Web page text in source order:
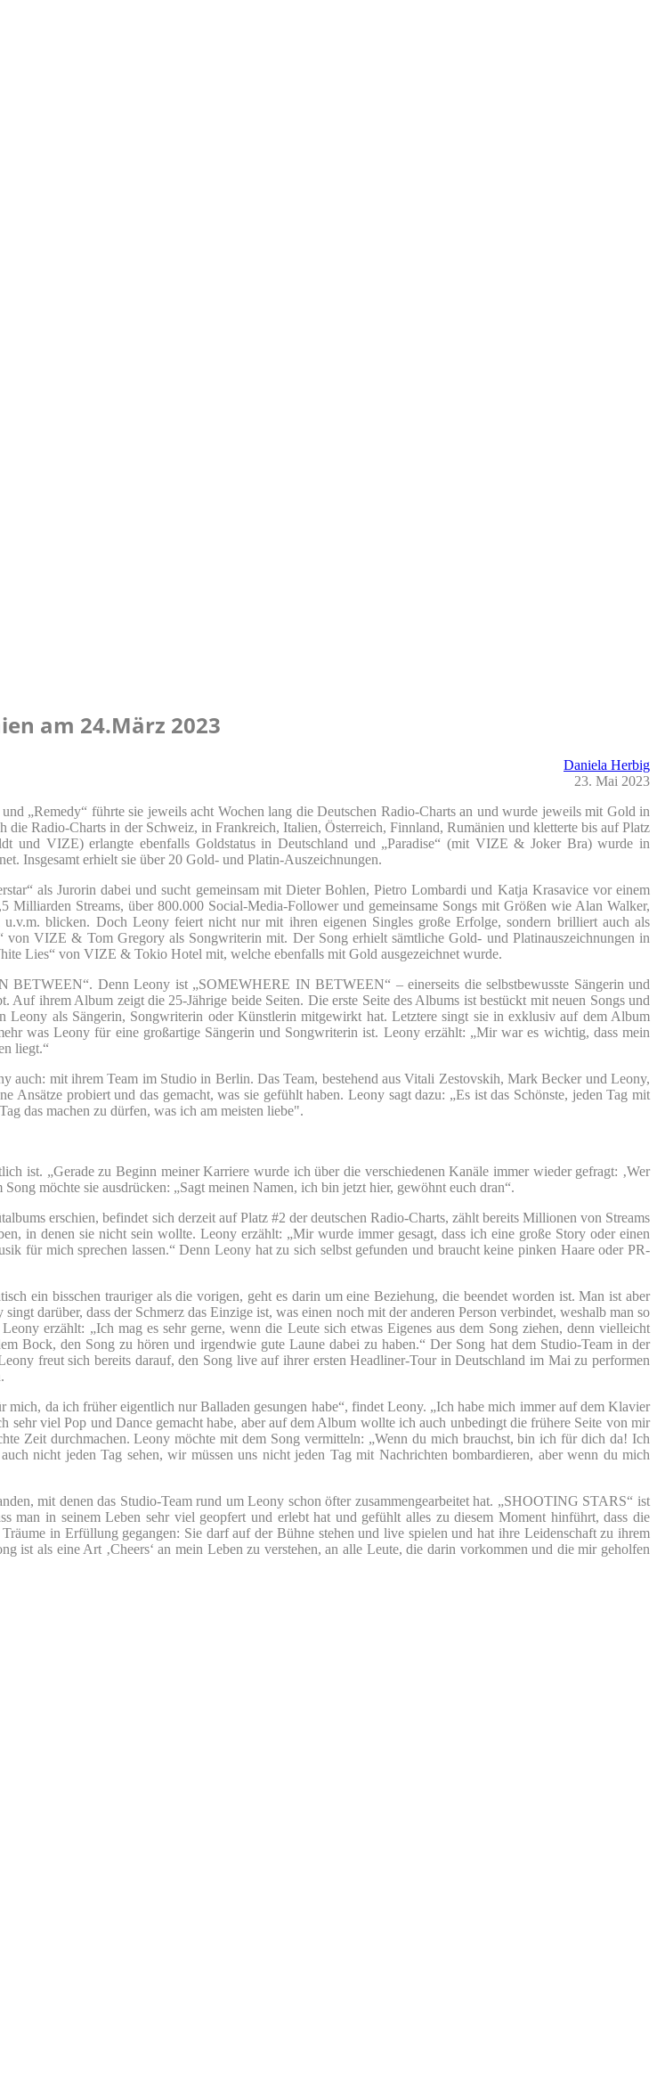
am 24.März 2023
Daniela Herbig
23. Mai 2023
„Remedy“ führte sie jeweils acht Wochen lang die Deutschen Radio-Charts an und wurde jeweils mit Gold in
die Radio-Charts in der Schweiz, in Frankreich, Italien, Österreich, Finnland, Rumänien und kletterte bis auf Platz
und VIZE) erlangte ebenfalls Goldstatus in Deutschland und „Paradise“ (mit VIZE & Joker Bra) wurde in
Insgesamt erhielt sie über 20 Gold- und Platin-Auszeichnungen.
als Jurorin dabei und sucht gemeinsam mit Dieter Bohlen, Pietro Lombardi und Katja Krasavice vor einem
Milliarden Streams, über 800.000 Social-Media-Follower und gemeinsame Songs mit Größen wie Alan Walker,
blicken. Doch Leony feiert nicht nur mit ihren eigenen Singles große Erfolge, sondern brilliert auch als
VIZE & Tom Gregory als Songwriterin mit. Der Song erhielt sämtliche Gold- und Platinauszeichnungen in
Lies“ von VIZE & Tokio Hotel mit, welche ebenfalls mit Gold ausgezeichnet wurde.
Denn Leony ist „SOMEWHERE IN BETWEEN“ – einerseits die selbstbewusste Sängerin und
Auf ihrem Album zeigt die 25-Jährige beide Seiten. Die erste Seite des Albums ist bestückt mit neuen Songs und
Leony als Sängerin, Songwriterin oder Künstlerin mitgewirkt hat. Letztere singt sie in exklusiv auf dem Album
was Leony für eine großartige Sängerin und Songwriterin ist. Leony erzählt: „Mir war es wichtig, dass mein
liegt.“
auch: mit ihrem Team im Studio in Berlin. Das Team, bestehend aus Vitali Zestovskih, Mark Becker und Leony,
Ansätze probiert und das gemacht, was sie gefühlt haben. Leony sagt dazu: „Es ist das Schönste, jeden Tag mit
das machen zu dürfen, was ich am meisten liebe".
ist. „Gerade zu Beginn meiner Karriere wurde ich über die verschiedenen Kanäle immer wieder gefragt: ‚Wer
möchte sie ausdrücken: „Sagt meinen Namen, ich bin jetzt hier, gewöhnt euch dran“.
erschien, befindet sich derzeit auf Platz #2 der deutschen Radio-Charts, zählt bereits Millionen von Streams
in denen sie nicht sein wollte. Leony erzählt: „Mir wurde immer gesagt, dass ich eine große Story oder einen
für mich sprechen lassen.“ Denn Leony hat zu sich selbst gefunden und braucht keine pinken Haare oder PR-
ein bisschen trauriger als die vorigen, geht es darin um eine Beziehung, die beendet worden ist. Man ist aber
darüber, dass der Schmerz das Einzige ist, was einen noch mit der anderen Person verbindet, weshalb man so
erzählt: „Ich mag es sehr gerne, wenn die Leute sich etwas Eigenes aus dem Song ziehen, denn vielleicht
Bock, den Song zu hören und irgendwie gute Laune dabei zu haben.“ Der Song hat dem Studio-Team in der
freut sich bereits darauf, den Song live auf ihrer ersten Headliner-Tour in Deutschland im Mai zu performen
da ich früher eigentlich nur Balladen gesungen habe“, findet Leony. „Ich habe mich immer auf dem Klavier
sehr viel Pop und Dance gemacht habe, aber auf dem Album wollte ich auch unbedingt die frühere Seite von mir
Zeit durchmachen. Leony möchte mit dem Song vermitteln: „Wenn du mich brauchst, bin ich für dich da! Ich
nicht jeden Tag sehen, wir müssen uns nicht jeden Tag mit Nachrichten bombardieren, aber wenn du mich
mit denen das Studio-Team rund um Leony schon öfter zusammengearbeitet hat. „SHOOTING STARS“ ist
in seinem Leben sehr viel geopfert und erlebt hat und gefühlt alles zu diesem Moment hinführt, dass die
in Erfüllung gegangen: Sie darf auf der Bühne stehen und live spielen und hat ihre Leidenschaft zu ihrem
ist als eine Art ‚Cheers‘ an mein Leben zu verstehen, an alle Leute, die darin vorkommen und die mir geholfen